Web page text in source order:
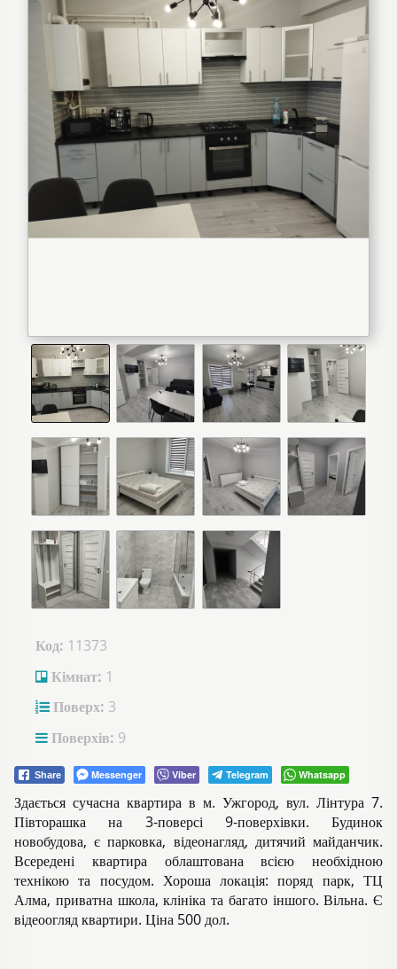
Код: 11373
Кімнат: 1
Поверх: 3
Поверхів: 9
Share Messenger Viber Telegram Whatsapp
Здається сучасна квартира в м. Ужгород, вул. Лінтура 7.
Півторашка на 3-поверсі 9-поверхівки. Будинок
новобудова, є парковка, відеонагляд, дитячий майданчик.
Всередені квартира облаштована всією необхідною
технікою та посудом. Хороша локація: поряд парк, ТЦ
Алма, приватна школа, клініка та багато іншого. Вільна. Є
відеоогляд квартири. Ціна 500 дол.